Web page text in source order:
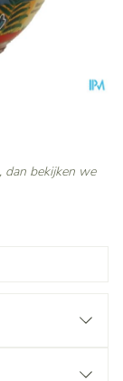
dan bekijken we